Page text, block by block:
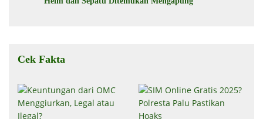
Cek Fakta